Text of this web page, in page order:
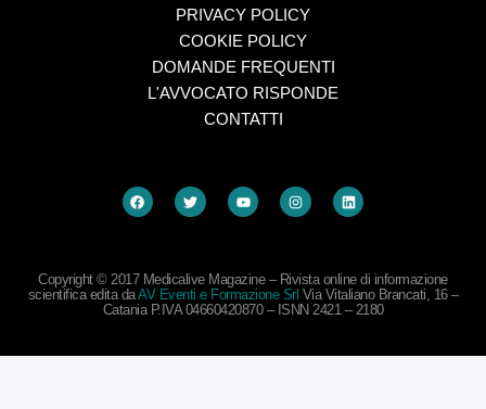
PRIVACY POLICY
COOKIE POLICY
DOMANDE FREQUENTI
L'AVVOCATO RISPONDE
CONTATTI
Copyright © 2017 Medicalive Magazine – Rivista online di informazione
scientifica edita daAV Eventi e Formazione Srl Via Vitaliano Brancati, 16 –
Catania P.IVA 04660420870 – ISNN 2421 – 2180